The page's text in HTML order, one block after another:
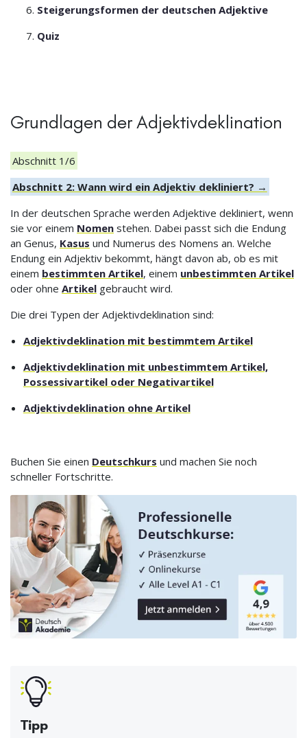
Steigerungsformen der deutschen Adjektive
Quiz
Grundlagen der Adjektivdeklination
Abschnitt 1/6
Abschnitt 2: Wann wird ein Adjektiv dekliniert? →
In der deutschen Sprache werden Adjektive dekliniert, wenn
sie vor einem Nomen stehen. Dabei passt sich die Endung
an Genus, Kasus und Numerus des Nomens an. Welche
Endung ein Adjektiv bekommt, hängt davon ab, ob es mit
einem bestimmten Artikel, einem unbestimmten Artikel
oder ohne Artikel gebraucht wird.
Die drei Typen der Adjektivdeklination sind:
Adjektivdeklination mit bestimmtem Artikel
Adjektivdeklination mit unbestimmtem Artikel,
Possessivartikel oder Negativartikel
Adjektivdeklination ohne Artikel
Buchen Sie einen Deutschkurs und machen Sie noch
schneller Fortschritte.
Tipp